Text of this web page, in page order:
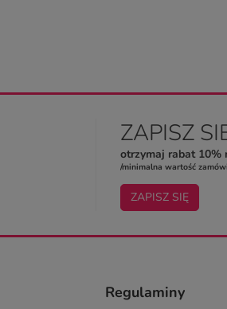
ZAPISZ
otrzymaj rabat 10%
/minimalna wartość
ZAPISZ SIĘ
Regulaminy